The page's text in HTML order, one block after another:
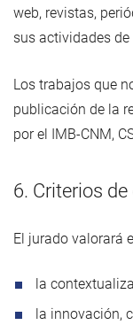
web, revistas,
sus actividades
Los trabajos que
publicación de la
por el IMB-CNM,
6. Criterios
El jurado valorará
la
la innovación,